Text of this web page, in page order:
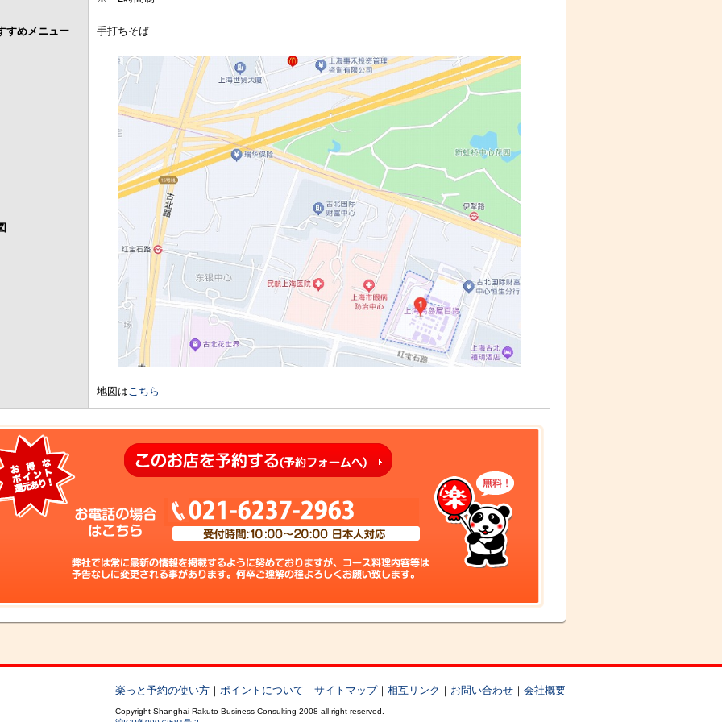
すめメニュー 手打ちそば
地図はこちら
楽っと予約の使い方 ｜ ポイントについて ｜ サイトマップ｜ 相互リンク ｜ お問い合わせ ｜ 会社概要
Copyright Shanghai Rakuto Business Consulting 2008 all right reserved.